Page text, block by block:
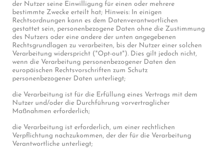
der Nutzer seine Einwilligung für einen oder mehrere
bestimmte Zwecke erteilt hat; Hinweis: In einigen
Rechtsordnungen kann es dem Datenverantwortlichen
gestattet sein, personenbezogene Daten ohne die Zustimmung
des Nutzers oder eine andere der unten angegebenen
Rechtsgrundlagen zu verarbeiten, bis der Nutzer einer solchen
Verarbeitung widerspricht ("Opt-out"). Dies gilt jedoch nicht,
wenn die Verarbeitung personenbezogener Daten den
europäischen Rechtsvorschriften zum Schutz
personenbezogener Daten unterliegt;
die Verarbeitung ist für die Erfüllung eines Vertrags mit dem
Nutzer und/oder die Durchführung vorvertraglicher
Maßnahmen erforderlich;
die Verarbeitung ist erforderlich, um einer rechtlichen
Verpflichtung nachzukommen, der der für die Verarbeitung
Verantwortliche unterliegt;